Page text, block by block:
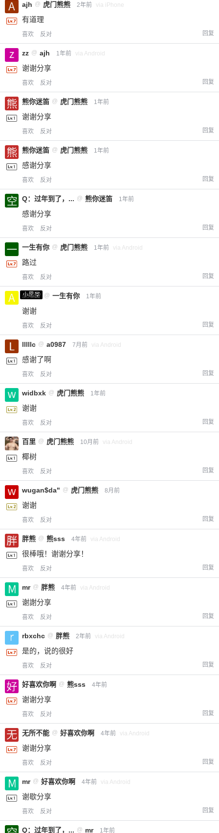
给-熊本熊-打赏
20 元 50 元
ajh @ 虎门熊熊 2年前 via iPhone
有道理
喜欢 反对 回复
zz @ ajh 1年前 via Android
谢谢分享
喜欢 反对 回复
熊你迷笛 @ 虎门熊熊 1年前
谢谢分享
喜欢 反对 回复
熊你迷笛 @ 虎门熊熊 1年前
感谢分享
喜欢 反对 回复
Q：过年到了，... @ 熊你迷笛 1年前
感谢分享
喜欢 反对 回复
一生有你 @ 虎门熊熊 1年前 via Android
路过
喜欢 反对 回复
小黑屋
a0987 @ 一生有你 1年前
谢谢
喜欢 反对 回复
lllllc @ a0987 7月前 via Android
感谢了啊
喜欢 反对 回复
widbxk @ 虎门熊熊 1年前
谢谢
喜欢 反对 回复
百里 @ 虎门熊熊 10月前 via Android
椰树
喜欢 反对 回复
wugan$da" @ 虎门熊熊 8月前
谢谢
喜欢 反对 回复
胖熊 @ 熊sss 4年前 via Android
很棒哦！谢谢分享！
喜欢 反对 回复
mr @ 胖熊 4年前 via Android
谢謝分享
喜欢 反对 回复
rbxchc @ 胖熊 2年前 via Android
是的，说的很好
喜欢 反对 回复
好喜欢你啊 @ 熊sss 4年前
谢谢分享
喜欢 反对 回复
无所不能 @ 好喜欢你啊 4年前 via Android
谢谢分享
喜欢 反对 回复
mr @ 好喜欢你啊 4年前 via Android
谢歇分享
喜欢 反对 回复
Q：过年到了，... @ mr 1年前